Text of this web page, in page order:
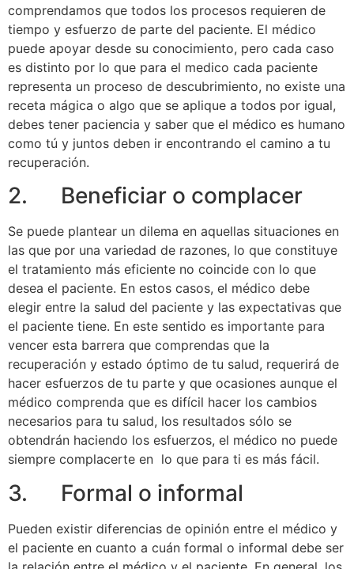
comprendamos que todos los procesos requieren de
tiempo y esfuerzo de parte del paciente. El médico
puede apoyar desde su conocimiento, pero cada caso
es distinto por lo que para el medico cada paciente
representa un proceso de descubrimiento, no existe una
receta mágica o algo que se aplique a todos por igual,
debes tener paciencia y saber que el médico es humano
como tú y juntos deben ir encontrando el camino a tu
recuperación.
2. Beneficiar o complacer
Se puede plantear un dilema en aquellas situaciones en
las que por una variedad de razones, lo que constituye
el tratamiento más eficiente no coincide con lo que
desea el paciente. En estos casos, el médico debe
elegir entre la salud del paciente y las expectativas que
el paciente tiene. En este sentido es importante para
vencer esta barrera que comprendas que la
recuperación y estado óptimo de tu salud, requerirá de
hacer esfuerzos de tu parte y que ocasiones aunque el
médico comprenda que es difícil hacer los cambios
necesarios para tu salud, los resultados sólo se
obtendrán haciendo los esfuerzos, el médico no puede
siempre complacerte en lo que para ti es más fácil.
3. Formal o informal
Pueden existir diferencias de opinión entre el médico y
el paciente en cuanto a cuán formal o informal debe ser